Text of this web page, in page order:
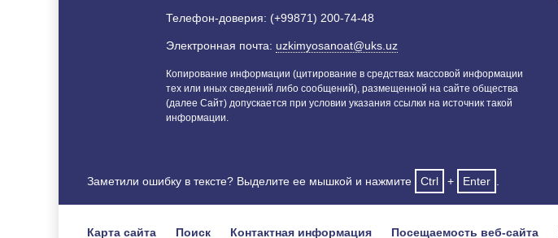
Телефон-доверия: (+99871) 200-74-48
Электронная почта: uzkimyosanoat@uks.uz
Копирование информации (цитирование в средствах массовой информации
тех или иных сведений либо сообщений), размещенной на сайте общества
(далее Сайт) допускается при условии указания ссылки на источник такой
информации.
Заметили ошибку в тексте? Выделите ее мышкой и нажмите Ctrl + Enter
Карта сайта Поиск Контактная информация Посещаемость веб-сайта